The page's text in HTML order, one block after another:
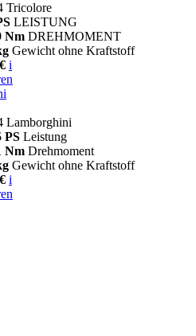
Tricolore
LEISTUNG
Nm DREHMOMENT
Gewicht ohne Kraftstoff
i
Lamborghini
PS Leistung
Nm Drehmoment
Gewicht ohne Kraftstoff
i